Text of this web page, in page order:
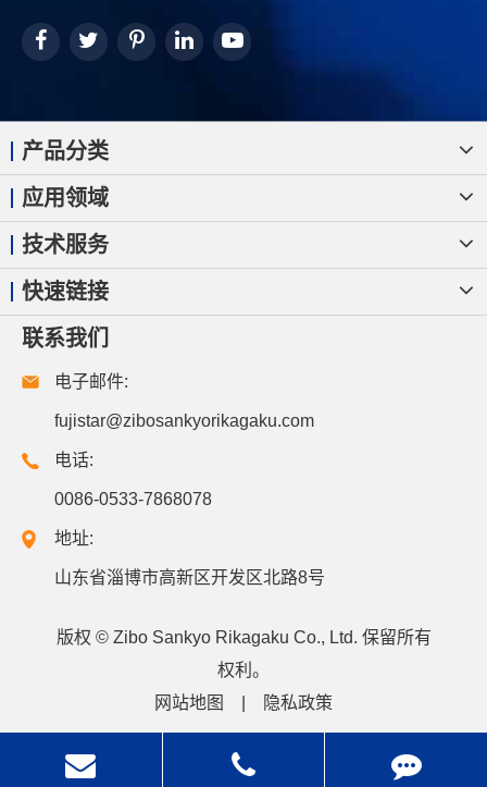
产品分类
应用领域
技术服务
快速链接
联系我们
电子邮件:
fujistar@zibosankyorikagaku.com
电话:
0086-0533-7868078
地址:
山东省淄博市高新区开发区北路8号
版权 © Zibo Sankyo Rikagaku Co., Ltd. 保留所有
权利。
网站地图
隐私政策